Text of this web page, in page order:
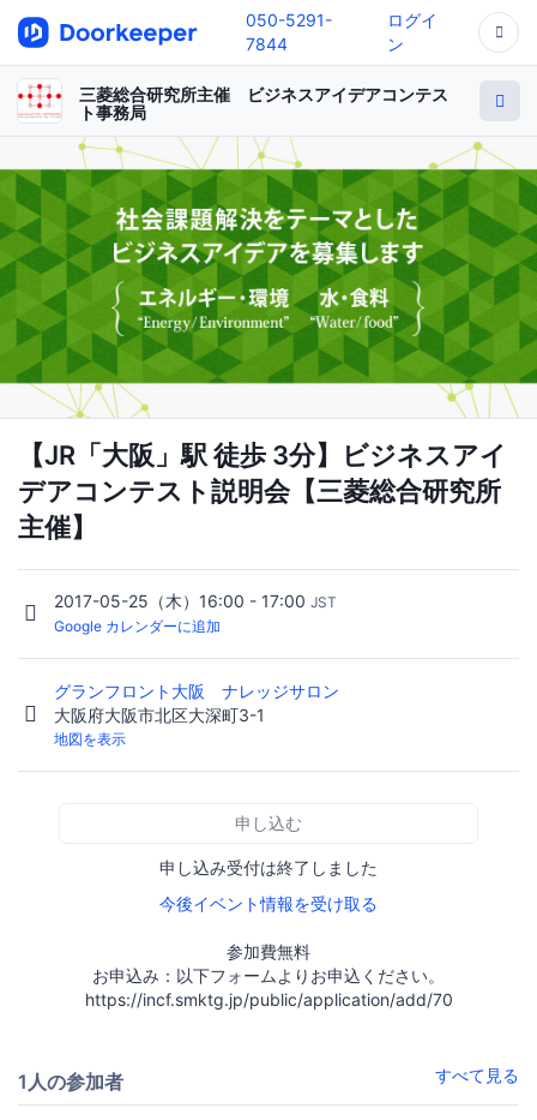
050-5291-
7844
ログイ
ン
三菱総合研究所主催 ビジネスアイデアコンテス
ト事務局
【JR「大阪」駅 徒歩 3分】ビジネスアイ
デアコンテスト説明会【三菱総合研究所
主催】
2017-05-25（木）16:00 - 17:00 JST
Google カレンダーに追加
グランフロント大阪 ナレッジサロン
大阪府大阪市北区大深町3-1
地図を表示
申し込む
申し込み受付は終了しました
今後イベント情報を受け取る
参加費無料
お申込み：以下フォームよりお申込ください。
https://incf.smktg.jp/public/application/add/70
1人の参加者 すべて見る